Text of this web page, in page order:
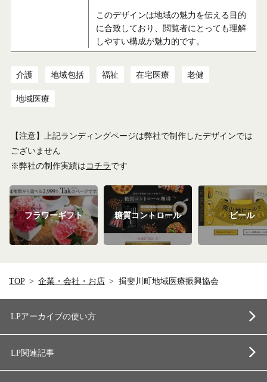
このデザインは地域の魅力を伝える目的
に合致しており、閲覧者にとっても理解
しやすい構成が魅力的です。
介護 地域包括 福祉 在宅医療 老健
地域医療
【注意】上記ランディングページは弊社で制作したデザインでは
ございません
※弊社の制作実績はコチラです
フラワーギフト 糖質コントロール ビール
TOP 企業・会社・お店 揖斐川町地域医療振興協会
LPアーカイブの使い方
LP関連記事